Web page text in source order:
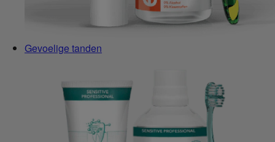
Gevoelige tanden